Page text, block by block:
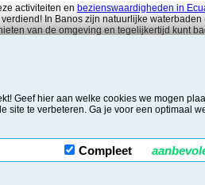
activiteiten en bezienswaardigheden in
verdiend! In Banos zijn natuurlijke
van de omgeving en tegelijkertijd kunt
meer tips tref je in onze online Ecuador
© 2006 - 2026 Surprise Tickets / KvK
Privacy & Cookie Statement/ Contact/
Geef hier aan welke cookies we mogen
site te verbeteren. Ga je voor een optimaal
Compleet